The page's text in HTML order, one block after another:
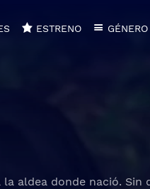
ESTRENO GÉNERO
aldea donde nació. Sin